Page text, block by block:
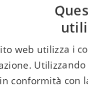
web utilizza i
conformità con